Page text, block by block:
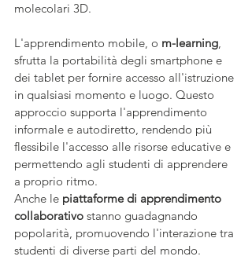
molecolari 3D.
L'apprendimento mobile, o m-learning,
sfrutta la portabilità degli smartphone e
dei tablet per fornire accesso all'istruzione
in qualsiasi momento e luogo. Questo
approccio supporta l'apprendimento
informale e autodiretto, rendendo più
flessibile l'accesso alle risorse educative e
permettendo agli studenti di apprendere
a proprio ritmo.
Anche le piattaforme di apprendimento
collaborativo stanno guadagnando
popolarità, promuovendo l'interazione tra
studenti di diverse parti del mondo.